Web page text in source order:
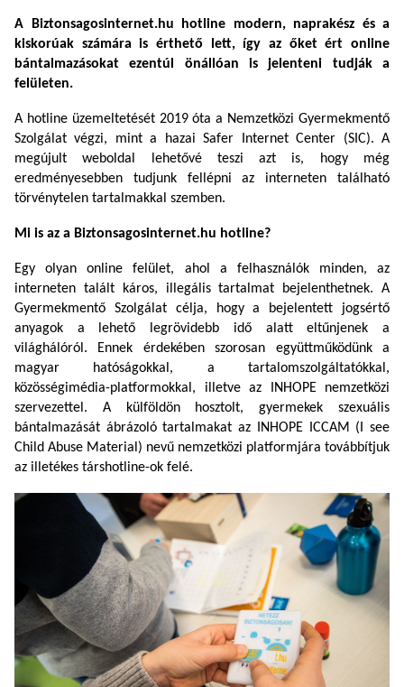
A Biztonsagosinternet.hu hotline modern, naprakész és a
kiskorúak számára is érthető lett, így az őket ért online
bántalmazásokat ezentúl önállóan is jelenteni tudják a
felületen.
A hotline üzemeltetését 2019 óta a Nemzetközi Gyermekmentő
Szolgálat végzi, mint a hazai Safer Internet Center (SIC). A
megújult weboldal lehetővé teszi azt is, hogy még
eredményesebben tudjunk fellépni az interneten található
törvénytelen tartalmakkal szemben.
Mi is az a Biztonsagosinternet.hu hotline?
Egy olyan online felület, ahol a felhasználók minden, az
interneten talált káros, illegális tartalmat bejelenthetnek. A
Gyermekmentő Szolgálat célja, hogy a bejelentett jogsértő
anyagok a lehető legrövidebb idő alatt eltűnjenek a
világhálóról. Ennek érdekében szorosan együttműködünk a
magyar hatóságokkal, a tartalomszolgáltatókkal,
közösségimédia-platformokkal, illetve az INHOPE nemzetközi
szervezettel. A külföldön hosztolt, gyermekek szexuális
bántalmazását ábrázoló tartalmakat az INHOPE ICCAM (I see
Child Abuse Material) nevű nemzetközi platformjára továbbítjuk
az illetékes társhotline-ok felé.